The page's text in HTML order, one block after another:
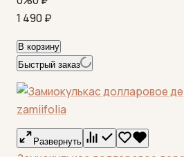
1 490₽
В корзину
Быстрый заказ
Развернуть